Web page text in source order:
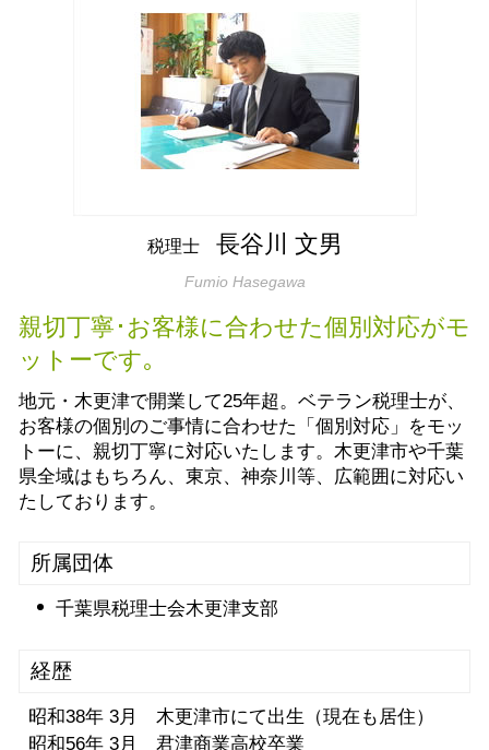
節税対策 法人設立
譲渡所得税 控除
譲渡所得とは 児童手当
節税方法 不動産
税務署 贈与申告
節税方法 会社員
相続税申告書
相続税対策 生前贈与
生前対策 相続
生前贈与とは 土地
相続税 納付期限
建物 相続税 評価額
税務相談 袖ケ浦市
会社設立 市原市
贈与申告 木更津市
生前対策 袖ケ浦市
相続税申告書 作成 木更津市
法人 節税対策 市原市
税務相談 市原市
法人 コスト削減 木更津市
贈与申告 袖ケ浦市
生前対策 木更津市
税理士 長谷川 文男
Fumio Hasegawa
親切丁寧･お客様に合わせた個別対応がモ
ットーです｡
地元・木更津で開業して25年超。ベテラン税理士が、
お客様の個別のご事情に合わせた「個別対応」をモッ
トーに、親切丁寧に対応いたします。木更津市や千葉
県全域はもちろん、東京、神奈川等、広範囲に対応い
たしております。
所属団体
千葉県税理士会木更津支部
経歴
昭和38年 3月 木更津市にて出生（現在も居住）
昭和56年 3月 君津商業高校卒業